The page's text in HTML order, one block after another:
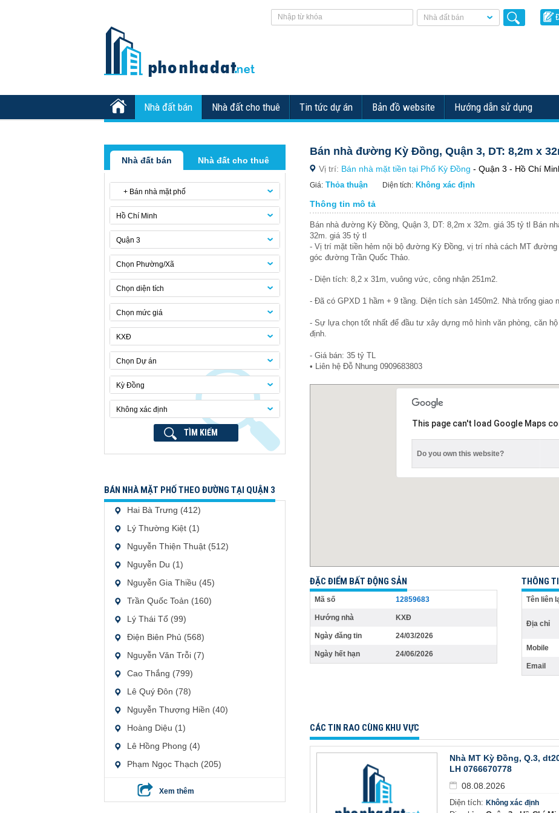
Nhà đất bán
Nhà đất bán Nhà đất cho thuê Tin tức dự án Bản đồ website Hướng dẫn sử dụng
Nhà đất bán Nhà đất cho thuê
+ Bán nhà mặt phố
Hồ Chí Minh
Quận 3
Chọn Phường/Xã
Chọn diện tích
Chọn mức giá
KXĐ
Chọn Dự án
Kỳ Đồng
Không xác định
TÌM KIẾM
BÁN NHÀ MẶT PHỐ THEO ĐƯỜNG TẠI QUẬN 3
Hai Bà Trưng (412)
Lý Thường Kiệt (1)
Nguyễn Thiện Thuật (512)
Nguyễn Du (1)
Nguyễn Gia Thiều (45)
Trần Quốc Toản (160)
Lý Thái Tổ (99)
Điện Biên Phủ (568)
Nguyễn Văn Trỗi (7)
Cao Thắng (799)
Lê Quý Đôn (78)
Nguyễn Thượng Hiền (40)
Hoàng Diệu (1)
Lê Hồng Phong (4)
Phạm Ngọc Thạch (205)
Xem thêm
Bán nhà đường Kỳ Đồng, Quận 3, DT: 8,2m x
Vị trí: Bán nhà mặt tiền tại Phố Kỳ Đồng - Quận 3 - Hồ Chí
Giá: Thỏa thuận Diện tích: Không xác định
Thông tin mô tả
Bán nhà đường Kỳ Đồng, Quận 3, DT: 8,2m x 32m. giá 35 tỷ tl Bán
32m. giá 35 tỷ tl
- Vị trí mặt tiền hẻm nội bộ đường Kỳ Đồng, vị trí nhà cách MT
góc đường Trần Quốc Thảo.
- Diện tích: 8,2 x 31m, vuông vức, công nhận 251m2.
- Đã có GPXD 1 hầm + 9 tầng. Diện tích sàn 1450m2. Nhà trống giao
- Sự lựa chọn tốt nhất để đầu tư xây dựng mô hình văn phòng, căn
định.
- Giá bán: 35 tỷ TL
• Liên hệ Đỗ Nhung 0909683803
This page can't load Google Maps
Do you own this website?
ĐẶC ĐIỂM BẤT ĐỘNG SẢN
Mã số 12859683
Hướng nhà KXĐ
Ngày đăng tin 24/03/2026
Ngày hết hạn 24/06/2026
THÔNG
Tên liên
Địa chỉ
Mobile
Email
CÁC TIN RAO CÙNG KHU VỰC
Nhà MT Kỳ Đồng, Q.3,
LH 0766670778
08.08.2026
Diện tích: Không xác định